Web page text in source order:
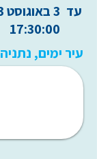
17:30:00
עד
עיר ימים, נתניה